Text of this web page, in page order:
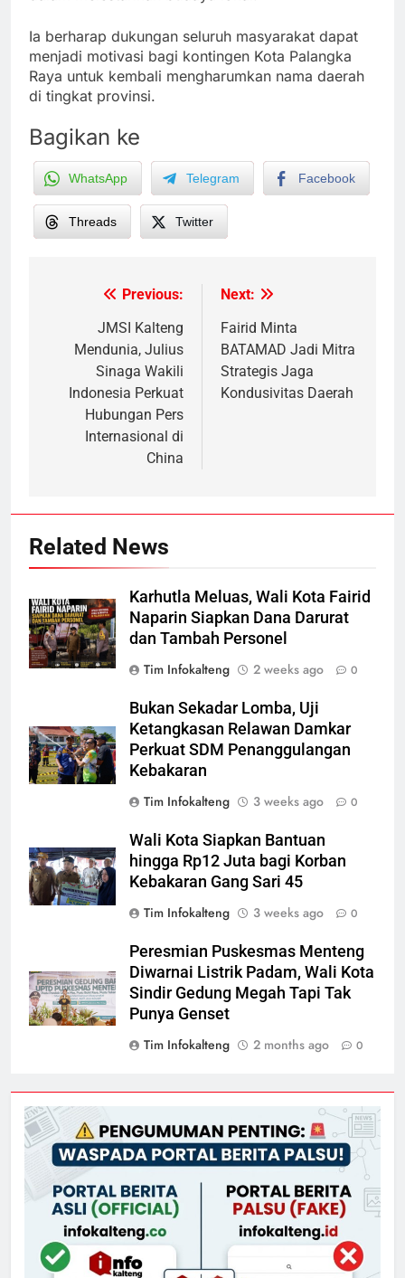
Ia berharap dukungan seluruh masyarakat dapat
menjadi motivasi bagi kontingen Kota Palangka
Raya untuk kembali mengharumkan nama daerah
di tingkat provinsi.
Bagikan ke
WhatsApp Telegram Facebook
Threads Twitter
navigation
Previous:
JMSI Kalteng
Mendunia, Julius
Sinaga Wakili
Indonesia Perkuat
Hubungan Pers
Internasional di
China
Next:
Fairid Minta
BATAMAD Jadi Mitra
Strategis Jaga
Kondusivitas Daerah
Related News
Karhutla Meluas, Wali Kota Fairid
Naparin Siapkan Dana Darurat
dan Tambah Personel
Tim Infokalteng
2 weeks ago 0
Bukan Sekadar Lomba, Uji
Ketangkasan Relawan Damkar
Perkuat SDM Penanggulangan
Kebakaran
Tim Infokalteng
3 weeks ago 0
Wali Kota Siapkan Bantuan
hingga Rp12 Juta bagi Korban
Kebakaran Gang Sari 45
Tim Infokalteng
3 weeks ago 0
Peresmian Puskesmas Menteng
Diwarnai Listrik Padam, Wali Kota
Sindir Gedung Megah Tapi Tak
Punya Genset
Tim Infokalteng
2 months ago 0